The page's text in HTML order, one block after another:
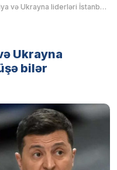
Cevdet Yılmaz: Rusiya və Ukrayna liderləri İstanbulda görüşə bilər
Ukrayna
bilər